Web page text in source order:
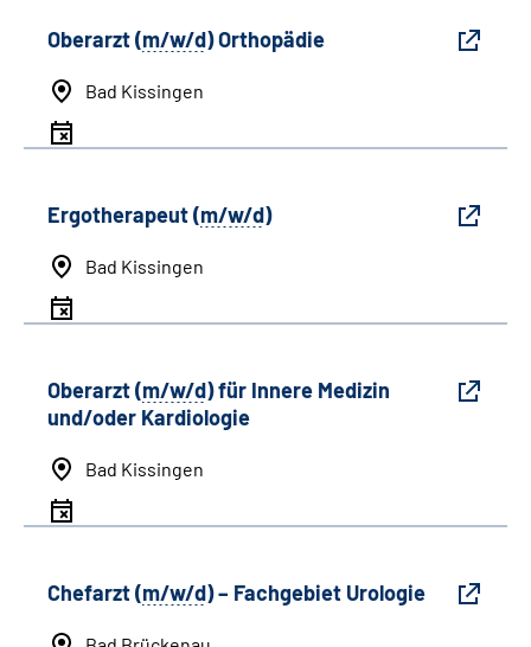
Oberarzt (m/w/d) Orthopädie
Bad Kissingen
Ergotherapeut (m/w/d)
Bad Kissingen
Oberarzt (m/w/d) für Innere Medizin
und/oder Kardiologie
Bad Kissingen
Chefarzt (m/w/d) – Fachgebiet Urologie